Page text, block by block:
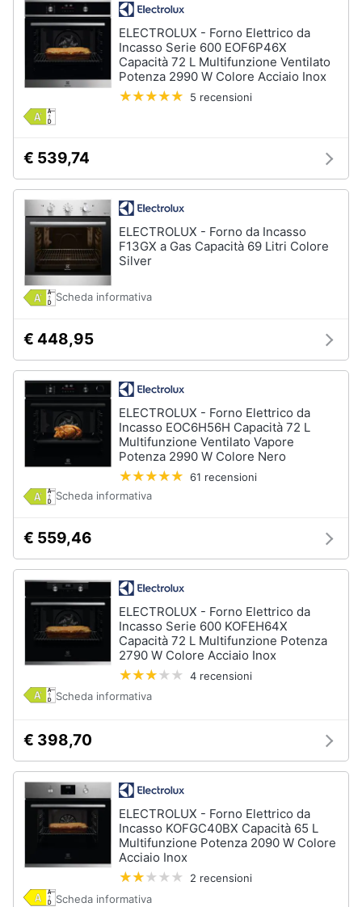
ELECTROLUX - Forno Elettrico da
Incasso Serie 600 EOF6P46X
Capacità 72 L Multifunzione Ventilato
Potenza 2990 W Colore Acciaio Inox
5 recensioni
€ 539,74
ELECTROLUX - Forno da Incasso
F13GX a Gas Capacità 69 Litri Colore
Silver
Scheda informativa
€ 448,95
ELECTROLUX - Forno Elettrico da
Incasso EOC6H56H Capacità 72 L
Multifunzione Ventilato Vapore
Potenza 2990 W Colore Nero
61 recensioni
Scheda informativa
€ 559,46
ELECTROLUX - Forno Elettrico da
Incasso Serie 600 KOFEH64X
Capacità 72 L Multifunzione Potenza
2790 W Colore Acciaio Inox
4 recensioni
Scheda informativa
€ 398,70
ELECTROLUX - Forno Elettrico da
Incasso KOFGC40BX Capacità 65 L
Multifunzione Potenza 2090 W Colore
Acciaio Inox
2 recensioni
Scheda informativa